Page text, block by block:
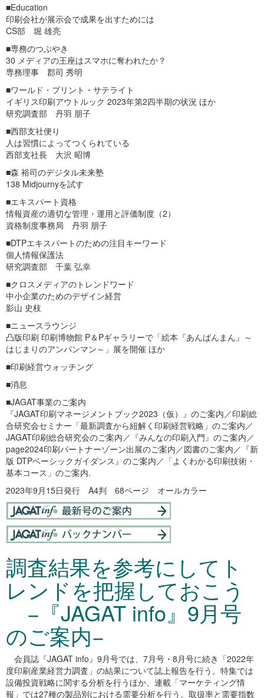
■Education
印刷会社が展示会で成果を出すためには
CS部 堀 雄亮
■専務のつぶやき
30 メディアの王座はスマホに奪われたか？
専務理事 郡司 秀明
■ワールド・プリント・サテライト
イギリス印刷アウトルック 2023年第2四半期の状況 ほか
研究調査部 丹羽 朋子
■西部支社便り
人は習慣によってつくられている
西部支社長 大沢 昭博
■森 裕司のデジタル未来塾
138 Midjournyを試す
■エキスパート資格
情報資産の適切な管理・運用と評価制度（2）
資格制度事務局 丹羽 朋子
■DTPエキスパートのための注目キーワード
個人情報保護法
研究調査部 千葉 弘幸
■クロスメディアのトレンドワード
中小企業のためのデザイン経営
影山 史枝
■ニュースラウンジ
凸版印刷 印刷博物館 P＆Pギャラリーで「絵本『あんぱんまん』～
はじまりのアンパンマン～」展を開催 ほか
■印刷経営ウォッチング
■消息
■JAGAT事業のご案内
『JAGAT印刷マネージメントブック2023（仮）』のご案内／印刷総
合研究会セミナー「最新調査から紐解く印刷経営戦略」のご案内／
JAGAT印刷総合研究会のご案内／『みんなの印刷入門』のご案内／
page2024印刷パートナーゾーン出展のご案内／図書のご案内／『新
版 DTPベーシックガイダンス』のご案内／「よくわかる印刷技術・
基本コース」のご案内.
2023年9月15日発行 A4判 68ページ オールカラー
調査結果を参考にしてト
レンドを把握しておこう
−『JAGAT info』9月号
のご案内−
会員誌『JAGAT info』9月号では、7月号・8月号に続き「2022年
度印刷産業経営力調査」の結果について誌上報告を行う。特集では
設備投資戦略に関する分析を行うほか、連載「マーケティング情
報」では27種の製品別における需要分析を行う。取扱率と需要指数